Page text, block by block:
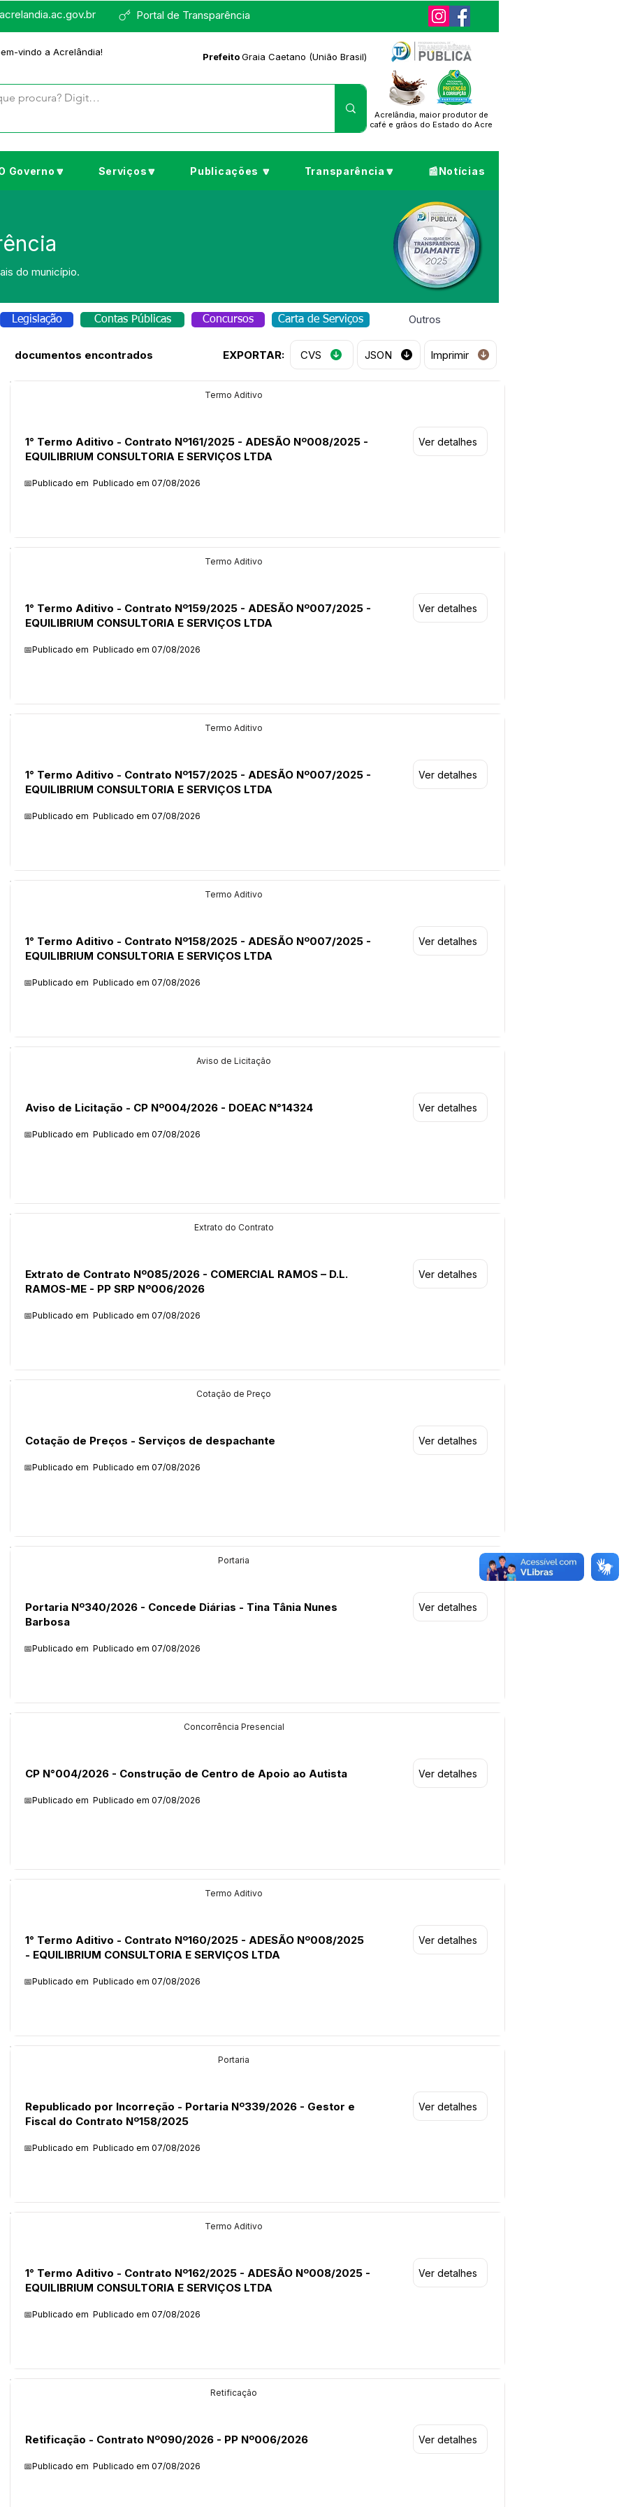
Portal de Transparência
vindo a Acrelândia! PrefeitoGraia Caetano (União Brasil)
Acrelândia, maior produtor de
café e grãos do Estado do Acre
Governo🔽 Serviços🔽 Publicações 🔽 Transparência🔽 📰Notícias
do município.
Legislação Contas Públicas Concursos Carta de Serviços Outros
documentos encontrados EXPORTAR: CVS JSON Imprimir
Termo Aditivo
1° Termo Aditivo - Contrato Nº161/2025 - ADESÃO Nº008/2025 -
EQUILIBRIUM CONSULTORIA E SERVIÇOS LTDA
📅Publicado em Publicado em 07/08/2026
Ver detalhes
Termo Aditivo
1° Termo Aditivo - Contrato Nº159/2025 - ADESÃO Nº007/2025 -
EQUILIBRIUM CONSULTORIA E SERVIÇOS LTDA
📅Publicado em Publicado em 07/08/2026
Ver detalhes
Termo Aditivo
1° Termo Aditivo - Contrato Nº157/2025 - ADESÃO Nº007/2025 -
EQUILIBRIUM CONSULTORIA E SERVIÇOS LTDA
📅Publicado em Publicado em 07/08/2026
Ver detalhes
Termo Aditivo
1° Termo Aditivo - Contrato Nº158/2025 - ADESÃO Nº007/2025 -
EQUILIBRIUM CONSULTORIA E SERVIÇOS LTDA
📅Publicado em Publicado em 07/08/2026
Ver detalhes
Aviso de Licitação
Aviso de Licitação - CP Nº004/2026 - DOEAC N°14324
📅Publicado em Publicado em 07/08/2026
Ver detalhes
Extrato do Contrato
Extrato de Contrato Nº085/2026 - COMERCIAL RAMOS – D.L.
RAMOS-ME - PP SRP Nº006/2026
📅Publicado em Publicado em 07/08/2026
Ver detalhes
Cotação de Preço
Cotação de Preços - Serviços de despachante
📅Publicado em Publicado em 07/08/2026
Ver detalhes
Portaria
Portaria Nº340/2026 - Concede Diárias - Tina Tânia Nunes
Barbosa
📅Publicado em Publicado em 07/08/2026
Ver detalhes
Concorrência Presencial
CP N°004/2026 - Construção de Centro de Apoio ao Autista
📅Publicado em Publicado em 07/08/2026
Ver detalhes
Termo Aditivo
1° Termo Aditivo - Contrato Nº160/2025 - ADESÃO Nº008/2025
- EQUILIBRIUM CONSULTORIA E SERVIÇOS LTDA
📅Publicado em Publicado em 07/08/2026
Ver detalhes
Portaria
Republicado por Incorreção - Portaria Nº339/2026 - Gestor e
Fiscal do Contrato Nº158/2025
📅Publicado em Publicado em 07/08/2026
Ver detalhes
Termo Aditivo
1° Termo Aditivo - Contrato Nº162/2025 - ADESÃO Nº008/2025 -
EQUILIBRIUM CONSULTORIA E SERVIÇOS LTDA
📅Publicado em Publicado em 07/08/2026
Ver detalhes
Retificação
Retificação - Contrato Nº090/2026 - PP Nº006/2026
📅Publicado em Publicado em 07/08/2026
Ver detalhes